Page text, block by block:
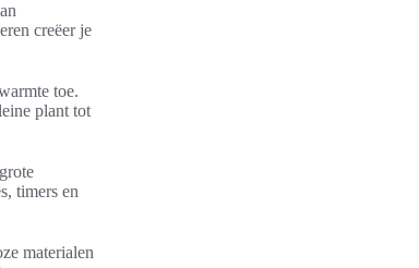
creëer je
toe.
plant tot
timers en
materialen